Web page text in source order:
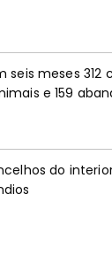
seis meses 312
e 159
do